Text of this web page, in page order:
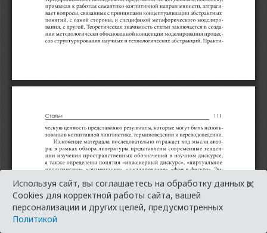
Используя сайт, вы соглашаетесь на обработку данных в
Cookies для корректной работы сайта, вашей
персонализации и других целей, предусмотренных
Политикой
×